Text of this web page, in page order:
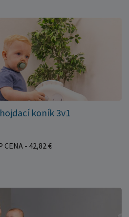
koník 3v1
CENA - 42,82 €